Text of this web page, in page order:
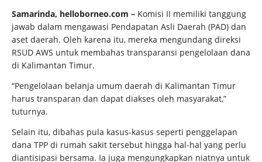
Samarinda, helloborneo.com – Komisi II memiliki tanggung
jawab dalam mengawasi Pendapatan Asli Daerah (PAD) dan
aset daerah. Oleh karena itu, mereka mengundang direksi
RSUD AWS untuk membahas transparansi pengelolaan dana
di Kalimantan Timur.
“Pengelolaan belanja umum daerah di Kalimantan Timur
harus transparan dan dapat diakses oleh masyarakat,”
tuturnya.
Selain itu, dibahas pula kasus-kasus seperti penggelapan
dana TPP di rumah sakit tersebut hingga hal-hal yang perlu
diantisipasi bersama. Ia juga mengungkapkan niatnya untuk